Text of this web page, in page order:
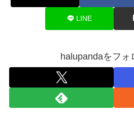
LINE
halupandaをフォ